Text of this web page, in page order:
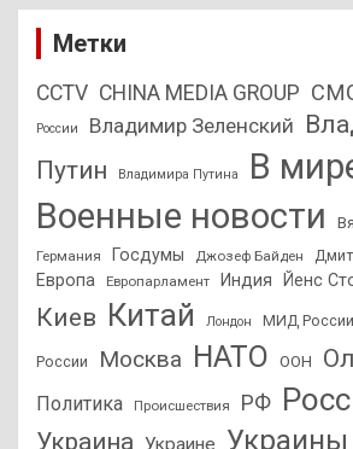
Метки
CCTV CHINA MEDIA GROUP
России Владимир Зеленский
Путин
Владимира Путина
В
Военные новости
Германия Госдумы Джозеф Байден
Европа Европарламент Индия Йенс
Киев Китай Лондон МИД России
России Москва НАТО ООН
Политика Происшествия РФ
Украина Украине Украины